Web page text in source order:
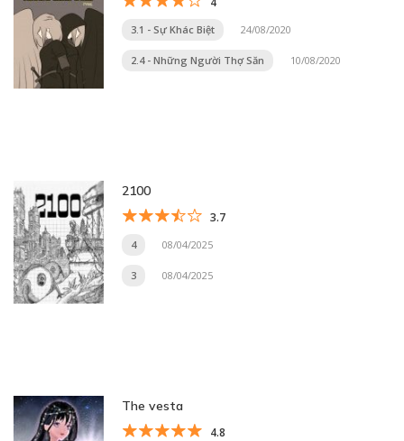
3.1 - Sự Khác Biệt 24/08/2020
2.4 - Những Người Thợ Săn 10/08/2020
2100
3.7
4 08/04/2025
3 08/04/2025
The vesta
4.8